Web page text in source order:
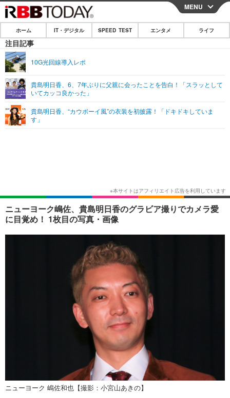
CLOSE
ホーム
IT・デジタル
ネタ
ショッピング その他
SPEED TEST
エンタメ
エンタメTOP
ショッピング その他
ライフ
MENU
ホーム IT・デジタル SPEED TEST エンタメ ライフ
注目記事
10G光回線導入レポ
貴島明日香、6、7年ぶりに父親に会ったことを告白！「スラッとして
いてカッコ良かった」
貴島明日香、“カウボーイ風”の衣装を初披露！「ドキドキしていま
す」
ニューヨーク嶋佐、貴島明日香のグラビア撮りでカメラ愛
に目覚め！ 1枚目の写真・画像
ニューヨーク 嶋佐和也【撮影：小宮山あきの】